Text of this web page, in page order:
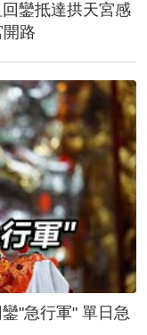
鑾抵達拱天宮感
路
軍" 單日急